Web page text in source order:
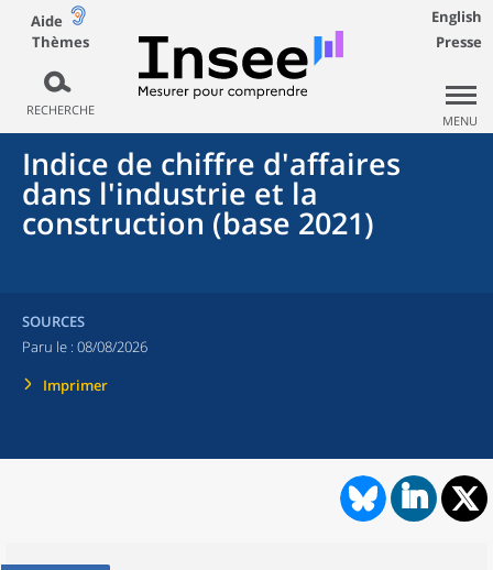
Aide
Thèmes
RECHERCHE
English
Presse
MENU
Indice de chiffre d'affaires
dans l'industrie et la
construction (base 2021)
SOURCES
Paru le : 08/08/2026
Imprimer